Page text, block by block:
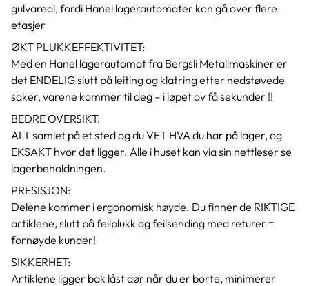
gulvareal, fordi Hänel lagerautomater kan gå over flere
etasjer
ØKT PLUKKEFFEKTIVITET:
Med en Hänel lagerautomat fra Bergsli Metallmaskiner er
det ENDELIG slutt på leiting og klatring etter nedstøvede
saker, varene kommer til deg – i løpet av få sekunder !!
BEDRE OVERSIKT:
ALT samlet på et sted og du VET HVA du har på lager, og
EKSAKT hvor det ligger. Alle i huset kan via sin nettleser se
lagerbeholdningen.
PRESISJON:
Delene kommer i ergonomisk høyde. Du finner de RIKTIGE
artiklene, slutt på feilplukk og feilsending med returer =
fornøyde kunder!
SIKKERHET:
Artiklene ligger bak låst dør når du er borte, minimerer